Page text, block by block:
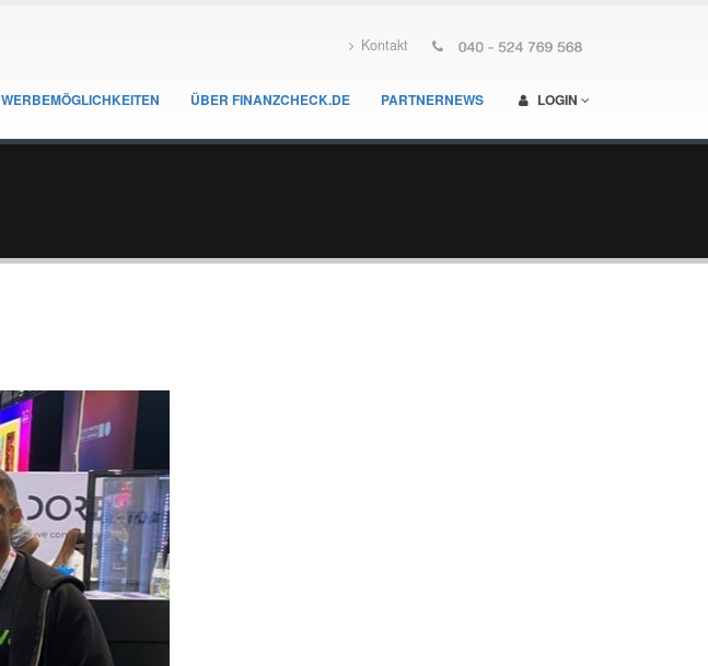
Kontakt
WERBEMÖGLICHKEITEN ÜBER FINANZCHECK.DE PARTNERNEWS LOGIN